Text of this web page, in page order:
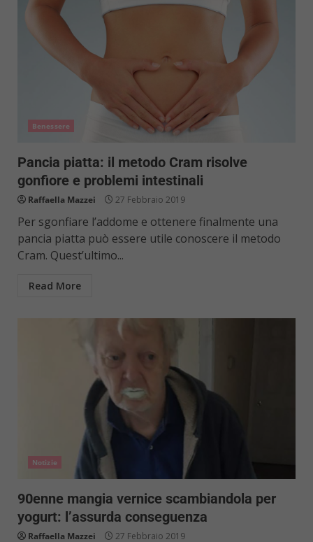
Benessere
Pancia piatta: il metodo Cram risolve
gonfiore e problemi intestinali
Raffaella Mazzei 27 Febbraio 2019
Per sgonfiare l’addome e ottenere finalmente una
pancia piatta può essere utile conoscere il metodo
Cram. Quest’ultimo...
Read More
Notizie
90enne mangia vernice scambiandola per
yogurt: l’assurda conseguenza
Raffaella Mazzei 27 Febbraio 2019